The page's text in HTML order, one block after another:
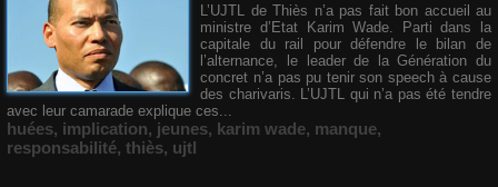
L’UJTL de Thiès n’a pas fait bon accueil au
ministre d’Etat Karim Wade. Parti dans la
capitale du rail pour défendre le bilan de
l’alternance, le leader de la Génération du
concret n’a pas pu tenir son speech à cause
des charivaris. L’UJTL qui n’a pas été tendre
avec leur camarade explique ces...
huées, implication, jeunes, karim wade, manque,
responsabilité, thiès, ujtl